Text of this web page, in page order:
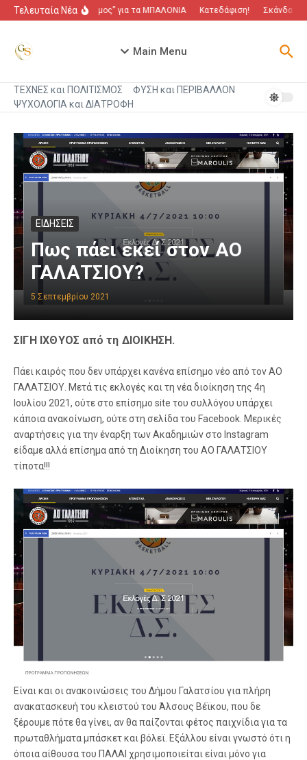
Μετάβαση στο περιεχόμενο
Τελευταία Νέα“Πόλεμος” για τα ΜΠΑΛΟΝΙΑ Κατεδάφιση! Σκάνδαλο
Main Menu
ΤΕΧΝΕΣ και ΠΟΛΙΤΙΣΜΟΣ
ΦΥΣΗ και ΠΕΡΙΒΑΛΛΟΝ
ΨΥΧΟΛΟΓΙΑ και ΔΙΑΤΡΟΦΗ
ΕΙΔΗΣΕΙΣ
Πως πάει εκεί στον ΑΟ
ΓΑΛΑΤΣΙΟΥ?
5 Σεπτεμβρίου 2021
ΣΙΓΗ ΙΧΘΥΟΣ από τη ΔΙΟΙΚΗΣΗ.
Πάει καιρός που δεν υπάρχει κανένα επίσημο νέο από τον ΑΟ
ΓΑΛΑΤΣΙΟΥ. Μετά τις εκλογές και τη νέα διοίκηση της 4η
Ιουλίου 2021, ούτε στο επίσημο site του συλλόγου υπάρχει
κάποια ανακοίνωση, ούτε στη σελίδα του Facebook. Μερικές
αναρτήσεις για την έναρξη των Ακαδημιών στο Instagram
είδαμε αλλά επίσημα από τη Διοίκηση του ΑΟ ΓΑΛΑΤΣΙΟΥ
τίποτα!!!
Είναι και οι ανακοινώσεις του Δήμου Γαλατσίου για πλήρη
ανακατασκευή του κλειστού του Άλσους Βέϊκου, που δε
ξέρουμε πότε θα γίνει, αν θα παίζονται φέτος παιχνίδια για τα
πρωταθλήματα μπάσκετ και βόλεϊ. Εξάλλου είναι γνωστό ότι η
όποια αίθουσα του ΠΑΛΑΙ χρησιμοποιείται είναι μόνο για